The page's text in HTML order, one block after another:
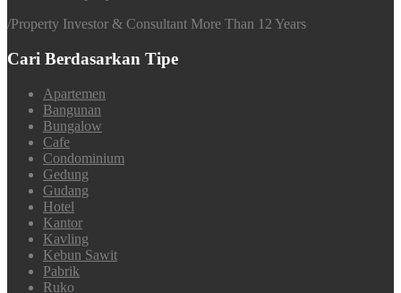
/Property Investor & Consultant More Than 12 Years
Cari Berdasarkan Tipe
Apartemen
Bangunan
Bungalow
Cafe
Condominium
Gedung
Gudang
Hotel
Kantor
Kavling
Kebun Sawit
Pabrik
Ruko